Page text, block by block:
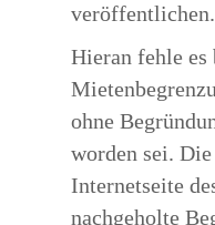
veröffentlichen.
Hieran fehle es
ohne
worden sei.
Internetseite
nachgeholte